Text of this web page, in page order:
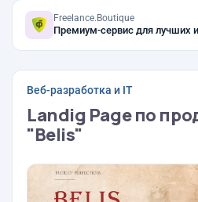
Freelance.Boutique
Премиум-сервис для лучших
Веб-разработка и IT
Landig Page по
"Belis"